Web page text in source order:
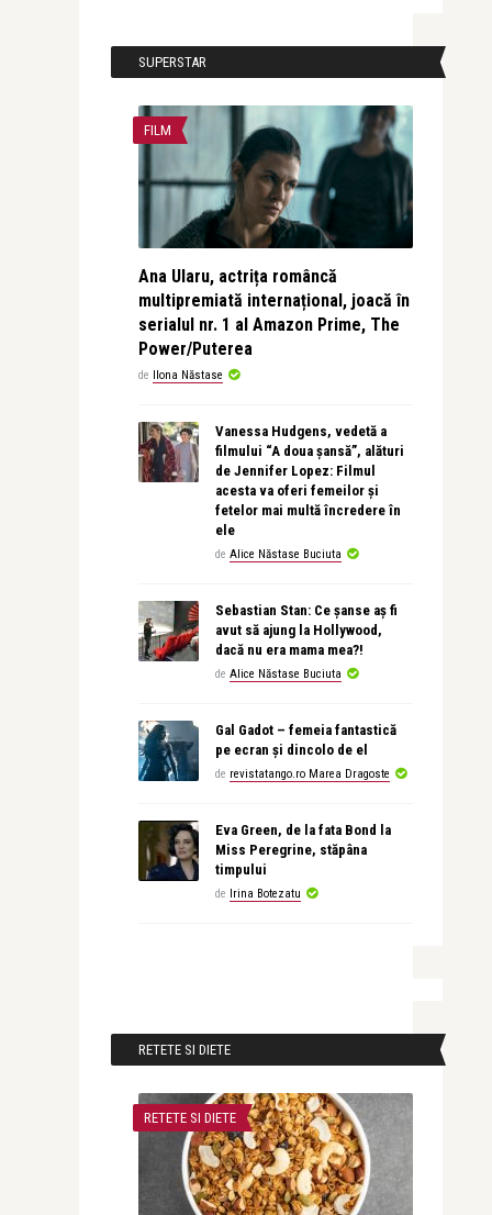
SUPERSTAR
FILM
Ana Ularu, actrița româncă
multipremiată internațional, joacă în
serialul nr. 1 al Amazon Prime, The
Power/Puterea
de Ilona Năstase
Vanessa Hudgens, vedetă a
filmului “A doua șansă”, alături
de Jennifer Lopez: Filmul
acesta va oferi femeilor și
fetelor mai multă încredere în
ele
de Alice Năstase Buciuta
Sebastian Stan: Ce șanse aș fi
avut să ajung la Hollywood,
dacă nu era mama mea?!
de Alice Năstase Buciuta
Gal Gadot – femeia fantastică
pe ecran și dincolo de el
de revistatango.ro Marea Dragoste
Eva Green, de la fata Bond la
Miss Peregrine, stăpâna
timpului
de Irina Botezatu
RETETE SI DIETE
RETETE SI DIETE